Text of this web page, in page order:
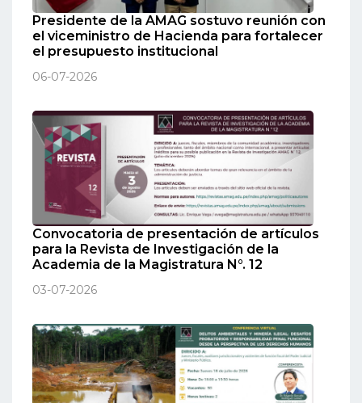
Presidente de la AMAG sostuvo reunión con
el viceministro de Hacienda para fortalecer
el presupuesto institucional
06-07-2026
Convocatoria de presentación de artículos
para la Revista de Investigación de la
Academia de la Magistratura N°. 12
03-07-2026